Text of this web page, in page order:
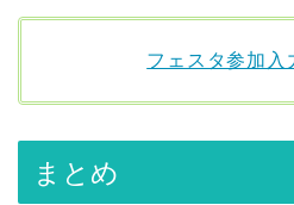
フェスタ参加入
まとめ